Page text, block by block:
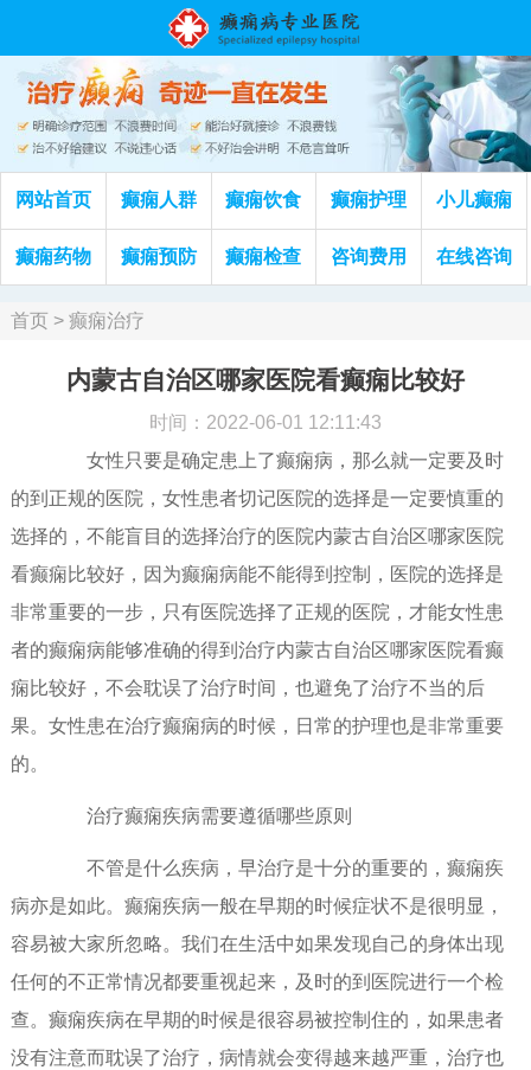
网站首页 癫痫人群 癫痫饮食 癫痫护理 小儿癫痫
癫痫药物 癫痫预防 癫痫检查 咨询费用 在线咨询
首页> 癫痫治疗
内蒙古自治区哪家医院看癫痫比较好
时间：2022-06-01 12:11:43
女性只要是确定患上了癫痫病，那么就一定要及时
的到正规的医院，女性患者切记医院的选择是一定要慎重的
选择的，不能盲目的选择治疗的医院内蒙古自治区哪家医院
看癫痫比较好，因为癫痫病能不能得到控制，医院的选择是
非常重要的一步，只有医院选择了正规的医院，才能女性患
者的癫痫病能够准确的得到治疗内蒙古自治区哪家医院看癫
痫比较好，不会耽误了治疗时间，也避免了治疗不当的后
果。女性患在治疗癫痫病的时候，日常的护理也是非常重要
的。
治疗癫痫疾病需要遵循哪些原则
不管是什么疾病，早治疗是十分的重要的，癫痫疾
病亦是如此。癫痫疾病一般在早期的时候症状不是很明显，
容易被大家所忽略。我们在生活中如果发现自己的身体出现
任何的不正常情况都要重视起来，及时的到医院进行一个检
查。癫痫疾病在早期的时候是很容易被控制住的，如果患者
没有注意而耽误了治疗，病情就会变得越来越严重，治疗也